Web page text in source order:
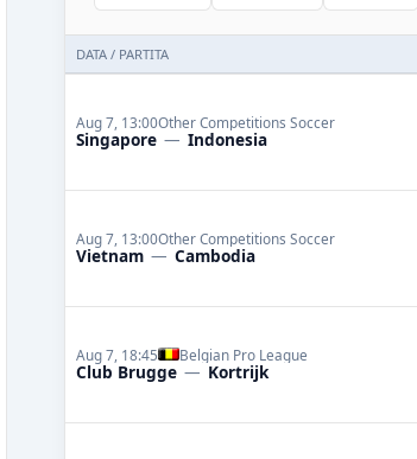
DATA / PARTITA
Aug 7, 13:00Other Competitions Soccer
Singapore — Indonesia
Aug 7, 13:00Other Competitions Soccer
Vietnam — Cambodia
Aug 7, 18:45 Belgian Pro League
Club Brugge — Kortrijk